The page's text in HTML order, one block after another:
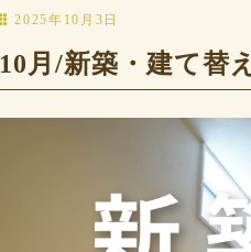
2025年10月3日
10月/新築・建て替